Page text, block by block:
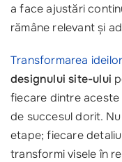
a face ajustări
rămâne relevant și
Transformarea ideilor
designului site-ului
fiecare dintre
de succesul dorit.
etape; fiecare
transformi visele în